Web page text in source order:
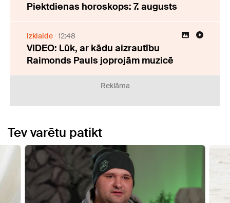
Piektdienas horoskops: 7. augusts
Izklaide 12:48
VIDEO: Lūk, ar kādu aizrautību
Raimonds Pauls joprojām muzicē
Reklāma
Tev varētu patikt